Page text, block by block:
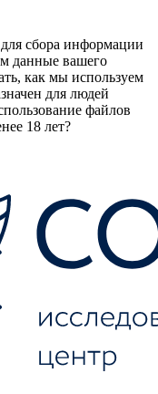
сбора информации
данные вашего
как мы используем
для людей
файлов
18 лет?